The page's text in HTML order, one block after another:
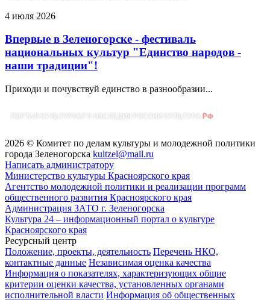
4 июля 2026
Впервые в Зеленогорске - фестиваль
национальных культур "Единство народов -
наши традиции"!
Приходи и почувствуй единство в разнообразии...
2026 © Комитет по делам культуры и молодежной политики
города Зеленогорска kultzel@mail.ru
Написать администратору
Министерство культуры Красноярского края
Агентство молодежной политики и реализации программ
общественного развития Красноярского края
Администрация ЗАТО г. Зеленогорска
Культура 24 – информационный портал о культуре
Красноярского края
Ресурсный центр
Положение, проекты, деятельность Перечень НКО,
контактные данные Независимая оценка качества
Информация о показателях, характеризующих общие
критерии оценки качества, установленных органами
исполнительной власти Информация об общественных